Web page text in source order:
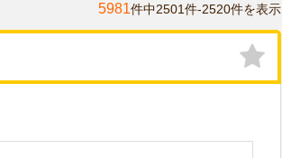
5981件中2501件-2520件を表示